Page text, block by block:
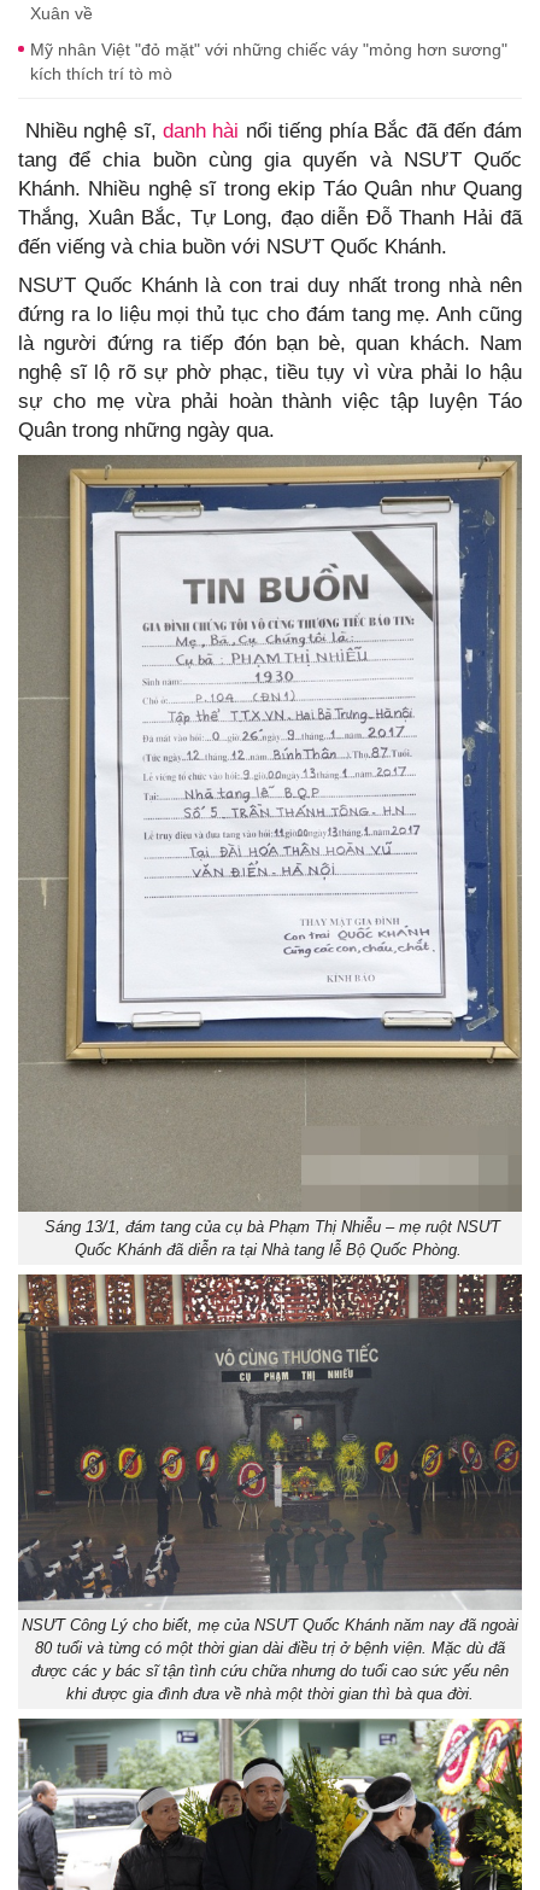
Xuân về
Mỹ nhân Việt "đỏ mặt" với những chiếc váy "mỏng hơn sương"
kích thích trí tò mò
Nhiều nghệ sĩ,danh hài nổi tiếng phía Bắc đã đến đám
tang để chia buồn cùng gia quyến và NSƯT Quốc
Khánh. Nhiều nghệ sĩ trong ekip Táo Quân như Quang
Thắng, Xuân Bắc, Tự Long, đạo diễn Đỗ Thanh Hải đã
đến viếng và chia buồn với NSƯT Quốc Khánh.
NSƯT Quốc Khánh là con trai duy nhất trong nhà nên
đứng ra lo liệu mọi thủ tục cho đám tang mẹ. Anh cũng
là người đứng ra tiếp đón bạn bè, quan khách. Nam
nghệ sĩ lộ rõ sự phờ phạc, tiều tụy vì vừa phải lo hậu
sự cho mẹ vừa phải hoàn thành việc tập luyện Táo
Quân trong những ngày qua.
Sáng 13/1, đám tang của cụ bà Phạm Thị Nhiễu – mẹ ruột NSƯT
Quốc Khánh đã diễn ra tại Nhà tang lễ Bộ Quốc Phòng.
NSƯT Công Lý cho biết, mẹ của NSƯT Quốc Khánh năm nay đã ngoài
80 tuổi và từng có một thời gian dài điều trị ở bệnh viện. Mặc dù đã
được các y bác sĩ tận tình cứu chữa nhưng do tuổi cao sức yếu nên
khi được gia đình đưa về nhà một thời gian thì bà qua đời.